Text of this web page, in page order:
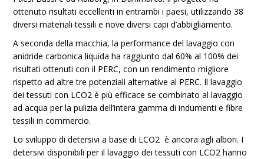
ottenuto risultati eccellenti in entrambi i paesi, utilizzando 38
diversi materiali tessili e nove diversi capi d’abbigliamento.
A seconda della macchia, la performance del lavaggio con
anidride carbonica liquida ha raggiunto dal 60% al 100% dei
risultati ottenuti con il PERC, con un rendimento migliore
rispetto ad altre tre potenziali alternative al PERC. Il lavaggio
dei tessuti con LCO2 è più efficace se combinato al lavaggio
ad acqua per la pulizia dell’intera gamma di indumenti e fibre
tessili in commercio.
Lo sviluppo di detersivi a base di LCO2 è ancora agli albori. I
detersivi disponibili per il lavaggio dei tessuti con LCO2 hanno